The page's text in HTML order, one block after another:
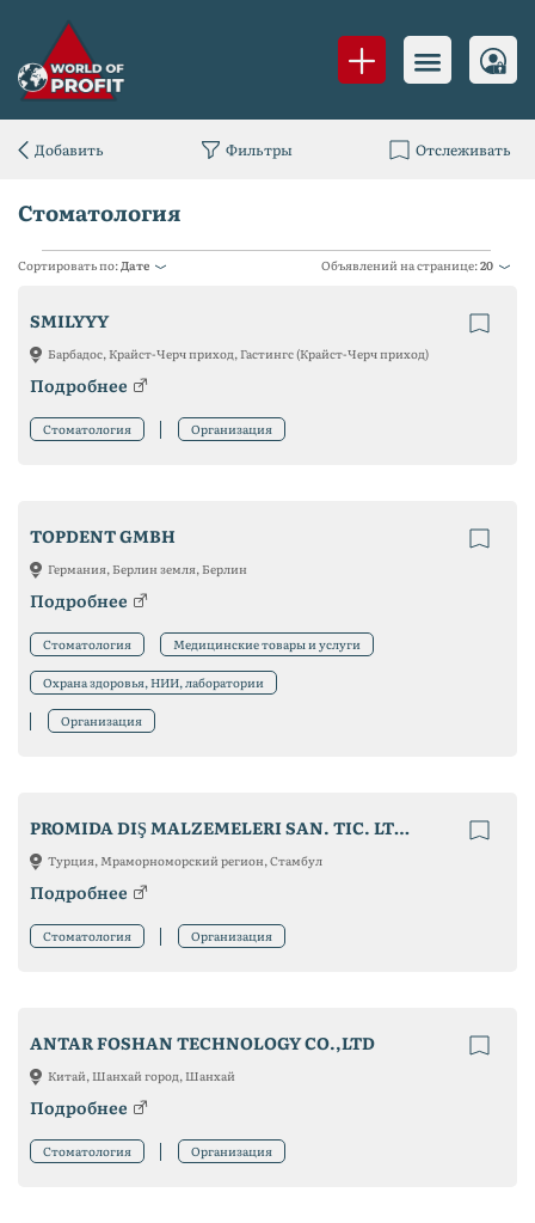
Стоматология
Сортировать по:Дате Объявлений на странице:20
SMILYYY
Барбадос, Крайст-Черч приход, Гастингс (Крайст-Черч приход)
Подробнее
Стоматология Организация
TOPDENT GMBH
Германия, Берлин земля, Берлин
Подробнее
Стоматология Медицинские товары и услуги
Охрана здоровья, НИИ, лаборатории
Организация
PROMIDA DIŞ MALZEMELERI SAN. TIC. LTD. ŞTI.
Турция, Мраморноморский регион, Стамбул
Подробнее
Стоматология Организация
ANTAR FOSHAN TECHNOLOGY CO.,LTD
Китай, Шанхай город, Шанхай
Подробнее
Стоматология Организация
Добавить Фильтры Отслеживать